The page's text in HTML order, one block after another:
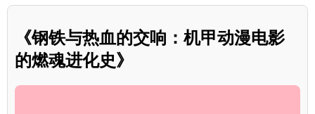
《钢铁与热血的交响：机甲动漫电影
的燃魂进化史》